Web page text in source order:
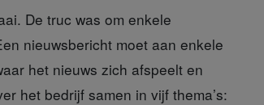
De truc was om enkele
nieuwsbericht moet aan enkele
het nieuws zich afspeelt en
het bedrijf samen in vijf thema’s: